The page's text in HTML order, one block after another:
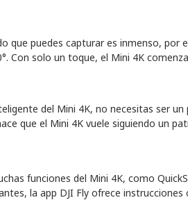
que puedes capturar es inmenso,
Con solo un toque, el Mini 4K
del Mini 4K, no necesitas ser
que el Mini 4K vuele siguiendo un
funciones del Mini 4K, como
la app DJI Fly ofrece